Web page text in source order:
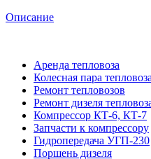
Описание
Аренда тепловоза
Колесная пара тепловоза
Ремонт тепловозов
Ремонт дизеля
Компрессор КТ-6, КТ-7
Запчасти к компрессору
Гидропередача УГП-230
Поршень дизеля